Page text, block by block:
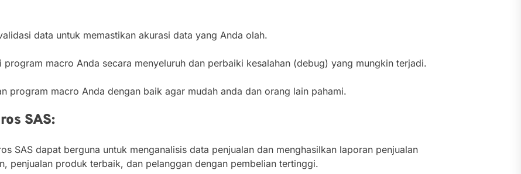
data untuk memastikan akurasi data yang Anda olah.
program macro Anda secara menyeluruh dan perbaiki kesalahan (debug) yang mungkin terjadi.
program macro Anda dengan baik agar mudah anda dan orang lain pahami.
SAS:
SAS dapat berguna untuk menganalisis data penjualan dan menghasilkan laporan penjualan
penjualan produk terbaik, dan pelanggan dengan pembelian tertinggi.